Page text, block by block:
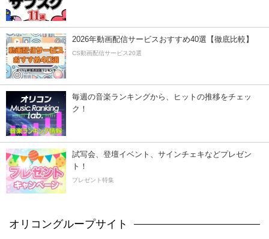
2026年動画配信サービスおすすめ40選【徹底比較】
CS動画配信サービス20選
毎週の音楽ランキングから、ヒットの推移をチェッ
ク！
試写会、登壇イベント、サインチェキなどプレゼン
ト！
プレゼント特集
オリコングループサイト